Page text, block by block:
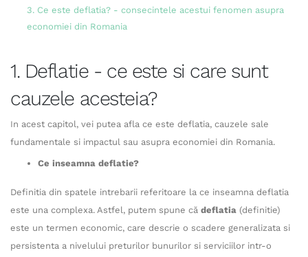
3. Ce este deflatia? - consecintele acestui fenomen asupra
economiei din Romania
1. Deflatie - ce este si care sunt
cauzele acesteia?
In acest capitol, vei putea afla ce este deflatia, cauzele sale
fundamentale si impactul sau asupra economiei din Romania.
Ce inseamna deflatie?
Definitia din spatele intrebarii referitoare la ce inseamna deflatia
este una complexa. Astfel, putem spune că deflatia (definitie)
este un termen economic, care descrie o scadere generalizata si
persistenta a nivelului preturilor bunurilor si serviciilor intr-o